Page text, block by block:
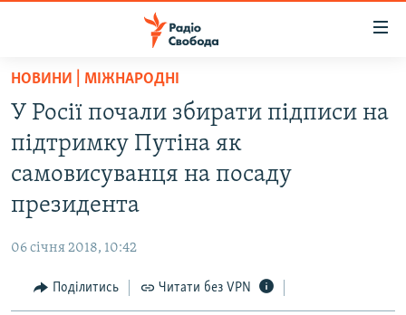
Перейти
основного
матеріалу
Перейти
до
основної
Перейти
пошуку
РАДІО СВОБОДА – 70 РОКІВ
СТАТТІ
КУЛЬТУРА
ДОНБАС.РЕАЛІЇ
КРИМ.РЕАЛІЇ
НОВИНИ | МІЖНАРОДНІ
У Росії почали збирати підписи на
підтримку Путіна як
самовисуванця на посаду
президента
06 січня 2018, 10:42
Поділитись Читати без VPN